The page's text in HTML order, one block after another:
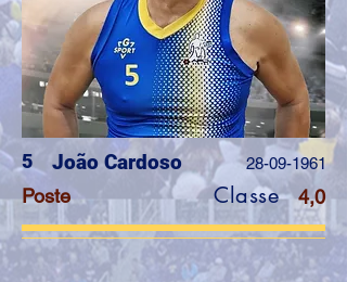
5 João Cardoso 28-09-1961
Poste Classe 4,0